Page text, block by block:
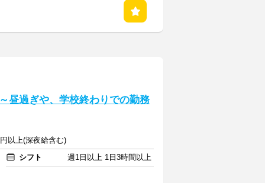
昼過ぎや、学校終わりでの勤務
以上(深夜給含む)
シフト
週1日以上 1日3時間以上